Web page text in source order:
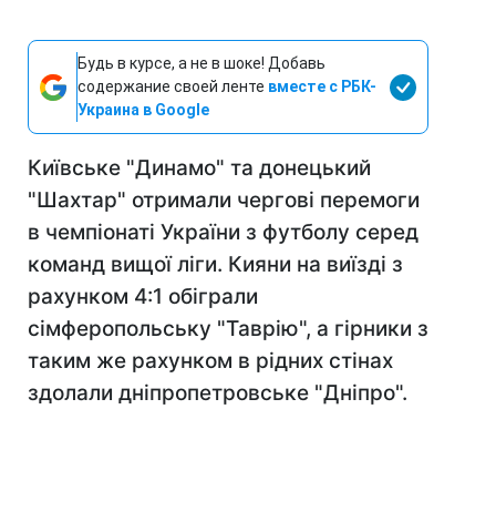
Будь в курсе, а не в шоке! Добавь
содержание своей ленте вместе с РБК-
Украина в Google
Київське "Динамо" та донецький
"Шахтар" отримали чергові перемоги
в чемпіонаті України з футболу серед
команд вищої ліги. Кияни на виїзді з
рахунком 4:1 обіграли
сімферопольську "Таврію", а гірники з
таким же рахунком в рідних стінах
здолали дніпропетровське "Дніпро".